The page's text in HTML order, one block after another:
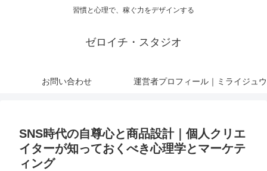
習慣と心理で、稼ぐ力をデザインする
ゼロイチ・スタジオ
お問い合わせ 運営者プロフィール｜ミライジュウ
SNS時代の自尊心と商品設計｜個人クリエ
イターが知っておくべき心理学とマーケテ
ィング